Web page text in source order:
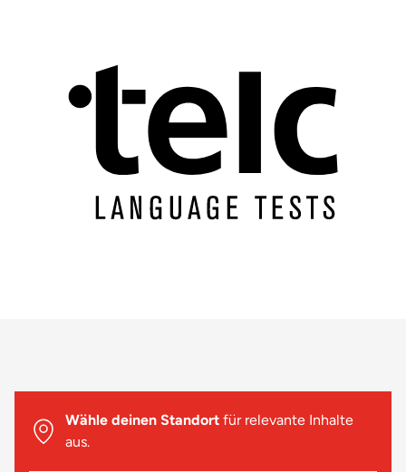
Wähle deinen Standort für relevante Inhalte
aus.